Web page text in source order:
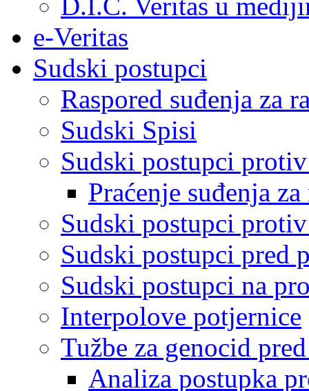
e-Veritas
Sudski postupci
Raspored suđenja za
Sudski Spisi
Sudski postupci
Praćenje suđenja
Sudski postupci
Sudski postupci pred
Sudski postupci na
Interpolove potjernice
Tužbe za genocid
Analiza postupka